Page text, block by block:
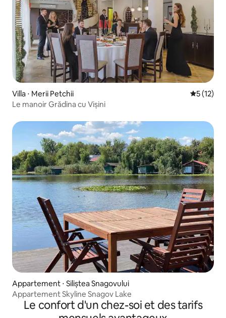
Villa ⋅ Merii Petchii
5 (12)
Le manoir Grădina cu Vișini
Appartement ⋅ Siliștea Snagovului
Appartement Skyline Snagov Lake
Le confort d'un chez-soi et des tarifs